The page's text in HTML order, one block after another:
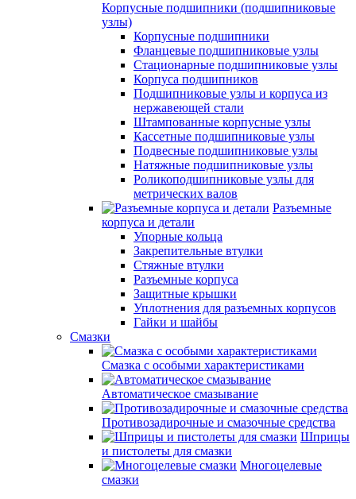
Корпусные подшипники (подшипниковые
узлы)
Корпусные подшипники
Фланцевые подшипниковые узлы
Стационарные подшипниковые узлы
Корпуса подшипников
Подшипниковые узлы и корпуса из
нержавеющей стали
Штампованные корпусные узлы
Кассетные подшипниковые узлы
Подвесные подшипниковые узлы
Натяжные подшипниковые узлы
Роликоподшипниковые узлы для
метрических валов
Разъемные
корпуса и детали
Упорные кольца
Закрепительные втулки
Стяжные втулки
Разъемные корпуса
Защитные крышки
Уплотнения для разъемных корпусов
Гайки и шайбы
Смазки
Смазка с особыми характеристиками
Автоматическое смазывание
Противозадирочные и смазочные средства
Шприцы
и пистолеты для смазки
Многоцелевые
смазки